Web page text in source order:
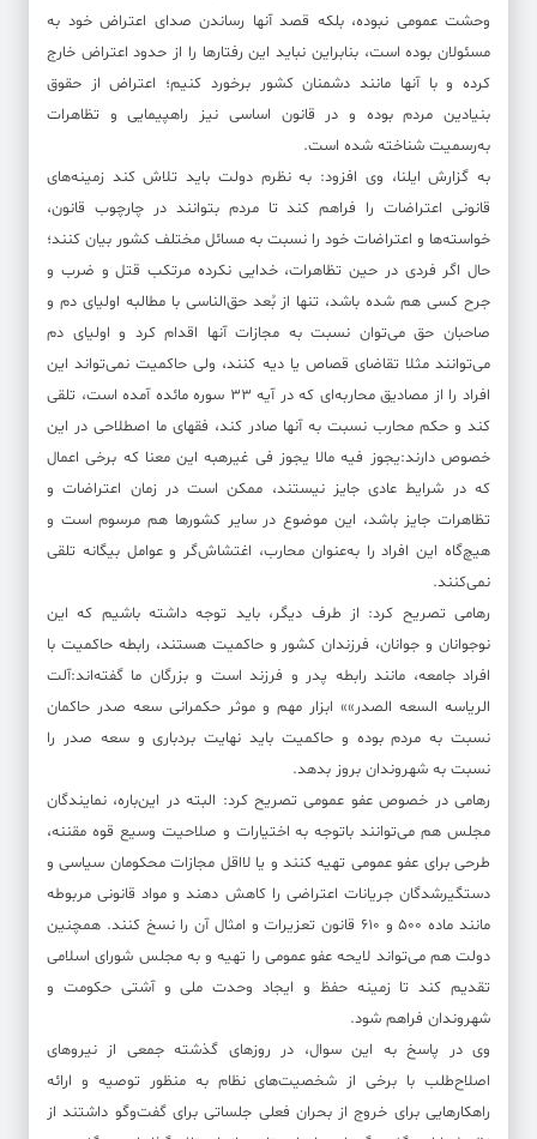
وحشت عمومی نبوده، بلکه قصد آنها رساندن صدای اعتراض خود به
مسئولان بوده است، بنابراین نباید این رفتارها را از حدود اعتراض خارج
کرده و با آنها مانند دشمنان کشور برخورد کنیم؛ اعتراض از حقوق
بنیادین مردم بوده و در قانون اساسی نیز راهپیمایی و تظاهرات
به‌رسمیت شناخته شده است.
به گزارش ایلنا، وی افزود: به نظرم دولت باید تلاش کند زمینه‌های
قانونی اعتراضات را فراهم کند تا مردم بتوانند در چارچوب قانون،
خواسته‌ها و اعتراضات خود را نسبت به مسائل مختلف کشور بیان کنند؛
حال اگر فردی در حین تظاهرات، خدایی نکرده مرتکب قتل و ضرب و
جرح کسی هم شده باشد، تنها از بُعد حق‌الناسی با مطالبه اولیای دم و
صاحبان حق می‌توان نسبت به مجازات آنها اقدام کرد و اولیای دم
می‌توانند مثلا تقاضای قصاص یا دیه کنند، ولی حاکمیت نمی‌تواند این
افراد را از مصادیق محاربه‌‌‌ای که در آیه 33 سوره مائده آمده است، تلقی
کند و حکم محارب نسبت به آنها صادر کند، فقهای ما اصطلاحی در این
خصوص دارند:یجوز فیه مالا یجوز فی غیرهبه این معنا که برخی اعمال
که در شرایط عادی جایز نیستند، ممکن است در زمان اعتراضات و
تظاهرات جایز باشد، این موضوع در سایر کشورها هم مرسوم است و
هیچ‌گاه این افراد را به‌عنوان محارب، اغتشاش‌گر و عوامل بیگانه تلقی
نمی‌کنند.
رهامی تصریح کرد: از طرف دیگر، باید توجه داشته باشیم که این
نوجوانان و جوانان، فرزندان کشور و حاکمیت هستند، رابطه حاکمیت با
افراد جامعه، مانند رابطه پدر و فرزند است و بزرگان ما گفته‌اند:آلت
الریاسه السعه الصدر»» ابزار مهم و موثر حکمرانی سعه صدر حاکمان
نسبت به مردم بوده و حاکمیت باید نهایت بردباری و سعه صدر را
نسبت به شهروندان بروز بدهد.
رهامی در خصوص عفو عمومی تصریح کرد: البته در این‌باره، نمایندگان
مجلس هم می‌توانند باتوجه به اختیارات و صلاحیت وسیع قوه مقننه،
طرحی برای عفو عمومی تهیه کنند و یا لااقل مجازات محکومان سیاسی و
دستگیرشدگان جریانات اعتراضی را کاهش دهند و مواد قانونی مربوطه
مانند ماده ۵۰۰ و ۶۱۰ قانون تعزیرات و امثال آن را نسخ کنند. همچنین
دولت هم می‌تواند لایحه عفو عمومی را تهیه و به مجلس شورای اسلامی
تقدیم کند تا زمینه حفظ و ایجاد وحدت ملی و آشتی حکومت و
شهروندان فراهم شود.
وی در پاسخ به این سوال، در روزهای گذشته جمعی از نیروهای
اصلاح‌طلب با برخی از شخصیت‌های نظام به منظور توصیه و ارائه
راهکارهایی برای خروج از بحران فعلی جلساتی برای گفت‌وگو داشتند از